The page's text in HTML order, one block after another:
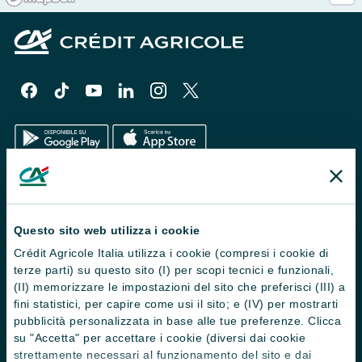
Questo sito web utilizza i cookie
Crédit Agricole Italia utilizza i cookie (compresi i cookie di
terze parti) su questo sito (I) per scopi tecnici e funzionali,
(II) memorizzare le impostazioni del sito che preferisci (III) a
fini statistici, per capire come usi il sito; e (IV) per mostrarti
pubblicità personalizzata in base alle tue preferenze. Clicca
su "Accetta" per accettare i cookie (diversi dai cookie
strettamente necessari al funzionamento del sito e dai
Trova filiali
Contattaci
Domande frequenti
Successioni
Servizi e pagamenti digitali